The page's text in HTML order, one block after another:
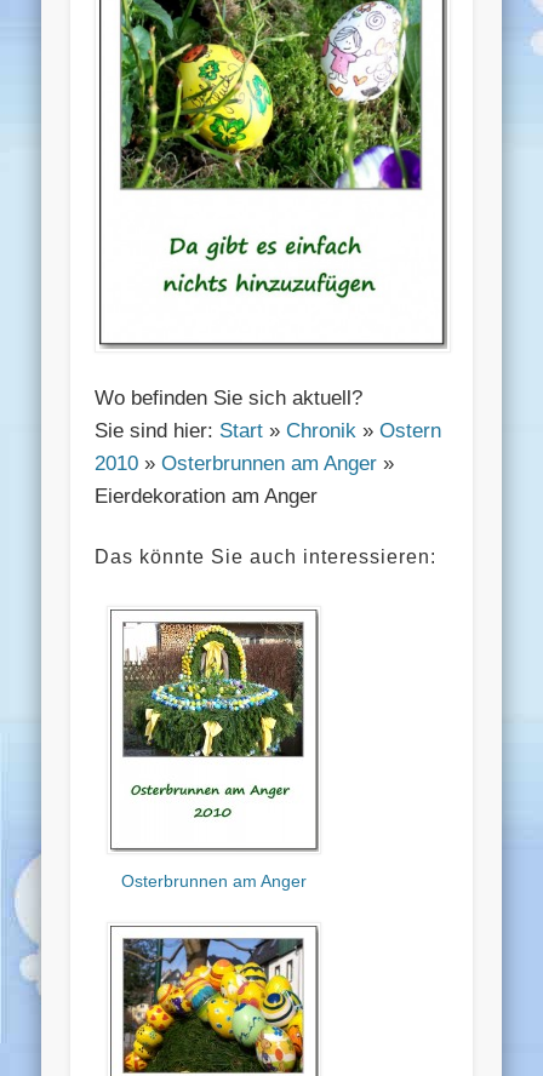
Wo befinden Sie sich aktuell?
Sie sind hier: Start »Chronik »Ostern
2010 »Osterbrunnen am Anger »
Eierdekoration am Anger
Das könnte Sie auch interessieren:
Osterbrunnen am Anger